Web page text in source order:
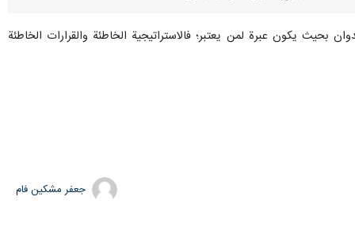
يكون عبرة لمن يعتبر؛ فالاستراتيجية الخاطئة والقرارات الخاطئة
جعفر مشکین فام